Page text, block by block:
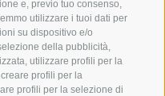
e, previo tuo consenso,
utilizzare i tuoi dati per
su dispositivo e/o
della pubblicità,
utilizzare profili per la
profili per la
profili per la selezione di